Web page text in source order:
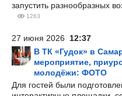
запустить разнообразных
1263
27 июня 2026 12:37
В ТК «Гудок» в
мероприятие,
молодёжи: ФОТО
Для гостей были